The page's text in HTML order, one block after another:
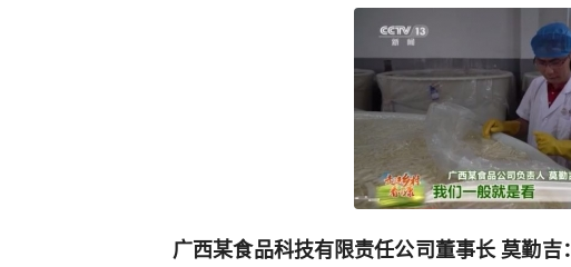
广西某食品科技有限责任公司董事长 莫勤吉：